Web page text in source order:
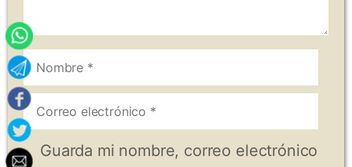
Nombre
Correo
electrónico
Guarda mi nombre, correo electrónico